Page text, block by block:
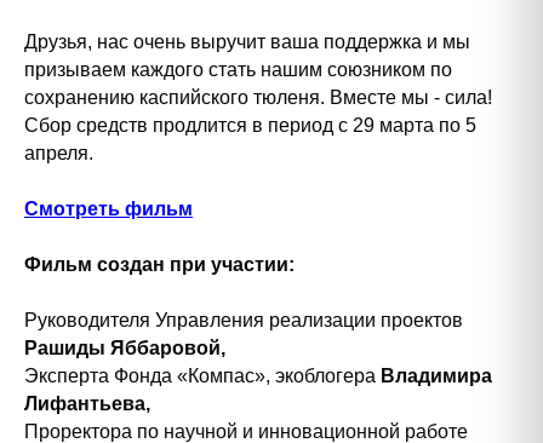
Друзья, нас очень выручит ваша поддержка и мы
призываем каждого стать нашим союзником по
сохранению каспийского тюленя. Вместе мы - сила!
Сбор средств продлится в период с 29 марта по 5
апреля.
Смотреть фильм
Фильм создан при участии:
Руководителя Управления реализации проектов
Рашиды Яббаровой,
Эксперта Фонда «Компас», экоблогера Владимира
Лифантьева,
Проректора по научной и инновационной работе